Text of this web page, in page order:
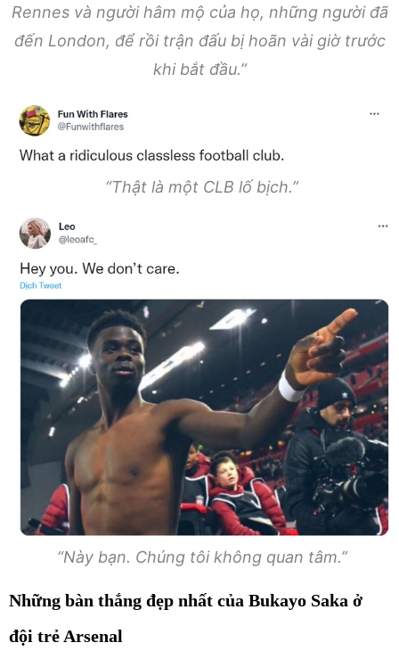
Rennes và người hâm mộ của họ, những người đã
đến London, để rồi trận đấu bị hoãn vài giờ trước
khi bắt đầu.”
“Thật là một CLB lố bịch.”
“Này bạn. Chúng tôi không quan tâm.”
Những bàn thắng đẹp nhất của Bukayo Saka ở
đội trẻ Arsenal